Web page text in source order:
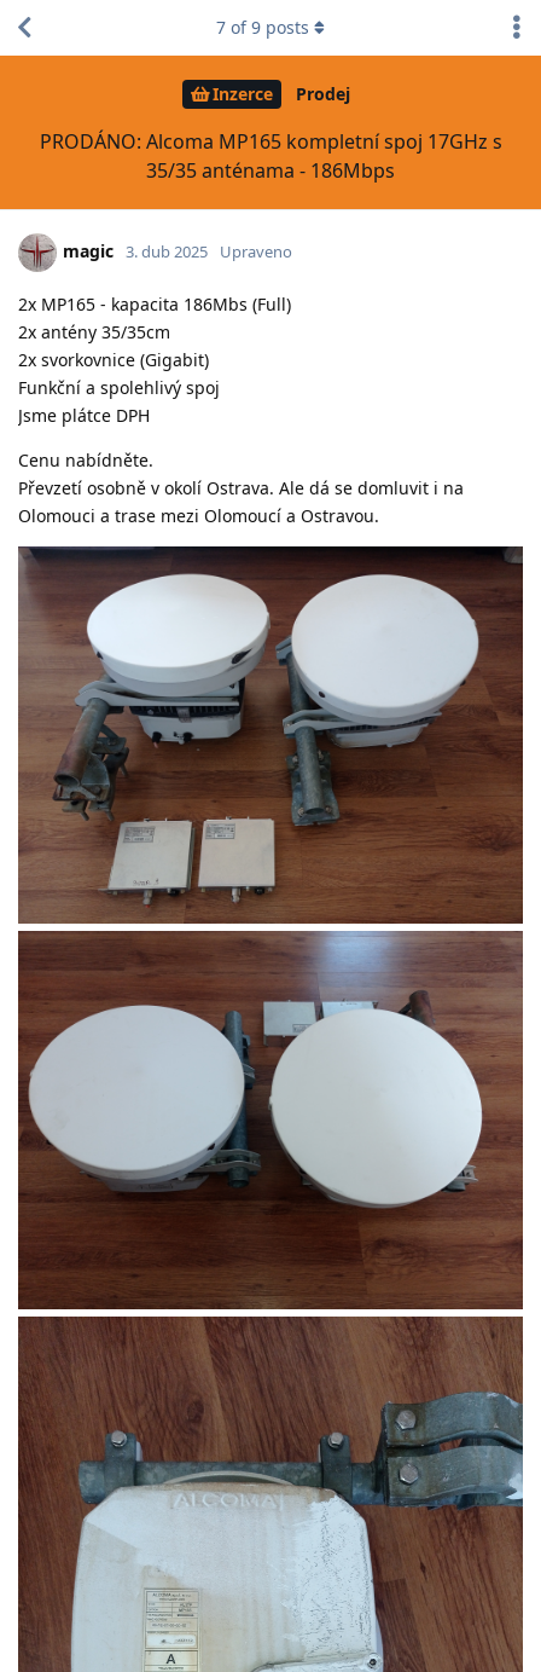
Inzerce Prodej
PRODÁNO: Alcoma MP165 kompletní spoj 17GHz s
35/35 anténama - 186Mbps
7 of9 posts
magic 3. dub 2025 Upraveno
2x MP165 - kapacita 186Mbs (Full)
2x antény 35/35cm
2x svorkovnice (Gigabit)
Funkční a spolehlivý spoj
Jsme plátce DPH
Cenu nabídněte.
Převzetí osobně v okolí Ostrava. Ale dá se domluvit i na
Olomouci a trase mezi Olomoucí a Ostravou.